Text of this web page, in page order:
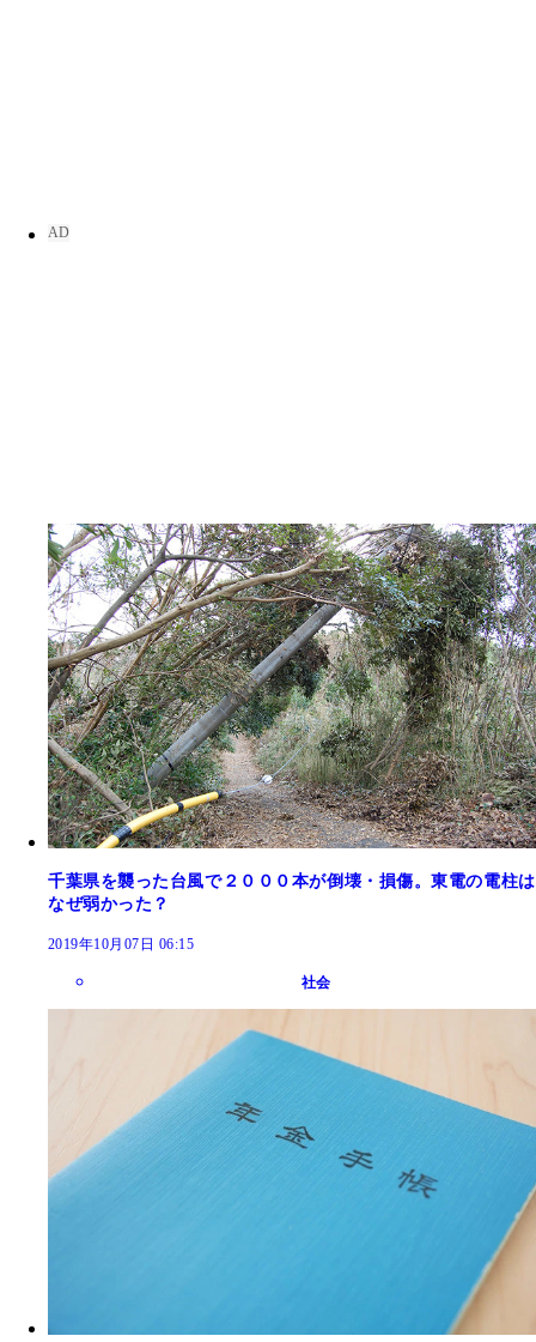
千葉県を襲った台風で２０００本が倒壊・損傷。東電の電柱は
なぜ弱かった？
2019年10月07日 06:15
社会